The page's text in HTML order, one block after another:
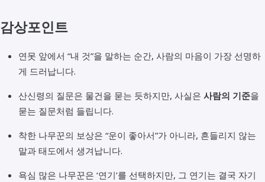
감상포인트
연못 앞에서 “내 것”을 말하는 순간, 사람의 마음이 가장 선명하
게 드러납니다.
산신령의 질문은 물건을 묻는 듯하지만, 사실은 사람의 기준을
묻는 질문처럼 들립니다.
착한 나무꾼의 보상은 “운이 좋아서”가 아니라, 흔들리지 않는
말과 태도에서 생겨납니다.
욕심 많은 나무꾼은 ‘연기’를 선택하지만, 그 연기는 결국 자기